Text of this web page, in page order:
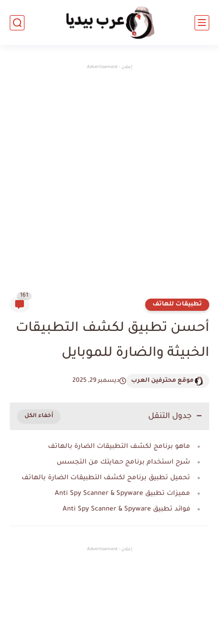
إعلان - Advertisement
تطبيقات للهاتف
161
أحسن تطبيق لكشف التطبيقات
الخبيثة والضارة للموبايل
موقع محترفين العرب ديسمبر 29, 2025
جدول التنقل
ماهو برنامج لكشف التطبيقات الضارة بالهاتف
شرح استخدام برنامج حمايتك من التجسس
تحميل تطبيق برنامج لكشف التطبيقات الضارة بالهاتف
مميزات تطبيق Anti Spy Scanner & Spyware
فوائد تطبيق Anti Spy Scanner & Spyware
إعلان - Advertisement